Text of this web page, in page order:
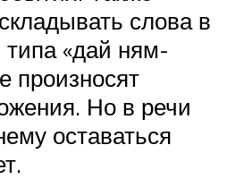
слова в
«дай ням-
произносят
Но в речи
оставаться